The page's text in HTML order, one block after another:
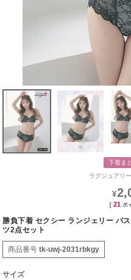
下着ま
ラグジュアリ
¥
[ 21 ポ
勝負下着 セクシー ランジェリー バ
ツ2点セット
商品番号 tk-uwj-2031rbkgy
サイズ